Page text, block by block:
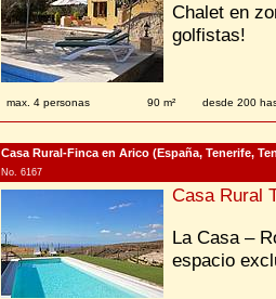
Chalet en
golfistas!
max. 4 personas 90 m² desde 200
Casa Rural-Finca en Arico (España, Tenerife,
No. 6167
Casa Rural
La Casa –
espacio